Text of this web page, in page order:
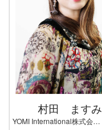
村田 ますみ
YOMI International株式会社 代表取締役CEO 株式会社ハウスボートクラブ 取締役会長 日本葬送文化学会 副会長 終活スナックめめんともり オーナーママ